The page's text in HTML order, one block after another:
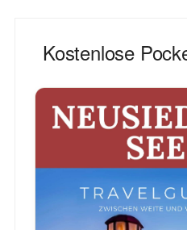
Kostenlose